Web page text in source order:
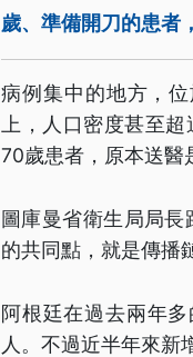
歲、準備開刀的患者
病例集中的地方，
上，人口密度甚至
70歲患者，原本送醫
圖庫曼省衛生局局
的共同點，就是傳播
阿根廷在過去兩年
人。不過近半年來新